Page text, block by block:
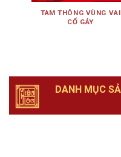
TAM THÔNG VÙNG VAI
CỔ GÁY
DANH MỤC